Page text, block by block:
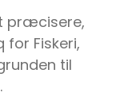
præcisere,
for Fiskeri,
til